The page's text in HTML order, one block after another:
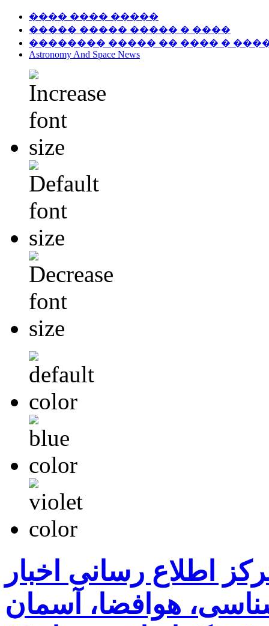
���� ���� �����
����� ����� ����� � ����
�������� ����� �� ���� �
Astronomy And Space News
اطلاع رسانی اخبار
هوافضا، آسمان